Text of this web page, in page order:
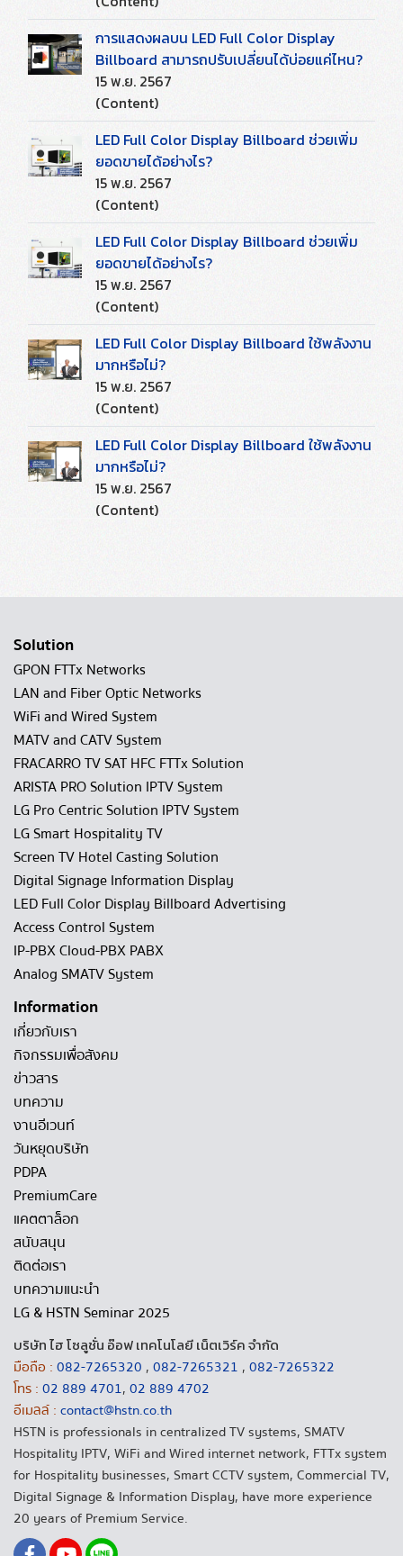
การแสดงผลบน LED Full Color Display
Billboard สามารถปรับเปลี่ยนได้บ่อยแค่ไหน?
15 พ.ย. 2567
(Content)
LED Full Color Display Billboard ช่วยเพิ่ม
ยอดขายได้อย่างไร?
15 พ.ย. 2567
(Content)
LED Full Color Display Billboard ช่วยเพิ่ม
ยอดขายได้อย่างไร?
15 พ.ย. 2567
(Content)
LED Full Color Display Billboard ใช้พลังงาน
มากหรือไม่?
15 พ.ย. 2567
(Content)
LED Full Color Display Billboard ใช้พลังงาน
มากหรือไม่?
15 พ.ย. 2567
(Content)
Solution
GPON FTTx Networks
LAN and Fiber Optic Networks
WiFi and Wired System
MATV and CATV System
FRACARRO TV SAT HFC FTTx Solution
ARISTA PRO Solution IPTV System
LG Pro Centric Solution IPTV System
LG Smart Hospitality TV
Screen TV Hotel Casting Solution
Digital Signage Information Display
LED Full Color Display Billboard Advertising
Access Control System
IP-PBX Cloud-PBX PABX
Analog SMATV System
Information
เกี่ยวกับเรา
กิจกรรมเพื่อสังคม
ข่าวสาร
บทความ
งานอีเวนท์
วันหยุดบริษัท
PDPA
PremiumCare
แคตตาล็อก
สนับสนุน
ติดต่อเรา
บทความแนะนำ
LG & HSTN Seminar 2025
บริษัท ไฮ โซลูชั่น อ๊อฟ เทคโนโลยี เน็ตเวิร์ค จำกัด
มือถือ : 082-7265320 , 082-7265321 , 082-7265322
โทร : 02 889 4701, 02 889 4702
อีเมลล์ : contact@hstn.co.th
HSTN is professionals in centralized TV systems, SMATV
Hospitality IPTV, WiFi and Wired internet network, FTTx system
for Hospitality businesses, Smart CCTV system, Commercial TV,
Digital Signage & Information Display, have more experience
20 years of Premium Service.